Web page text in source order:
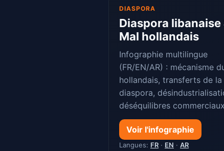
DIASPORA
Diaspora libanaise
Mal hollandais
Infographie multilingue
(FR/EN/AR) : mécanisme
hollandais, transferts de la
diaspora,
déséquilibres
Voir l'infographie
Langues: FR · EN · AR